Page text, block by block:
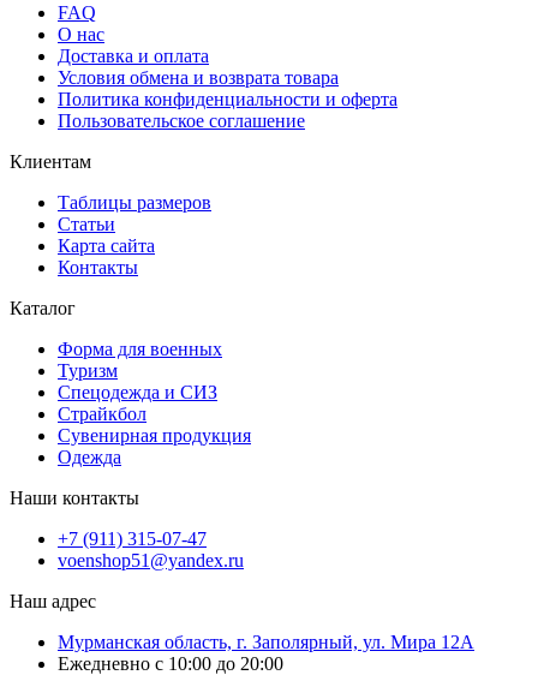
FAQ
О нас
Доставка и оплата
Условия обмена и возврата товара
Политика конфиденциальности и оферта
Пользовательское соглашение
Клиентам
Таблицы размеров
Статьи
Карта сайта
Контакты
Каталог
Форма для военных
Туризм
Спецодежда и СИЗ
Страйкбол
Сувенирная продукция
Одежда
Наши контакты
+7 (911) 315-07-47
voenshop51@yandex.ru
Наш адрес
Мурманская область, г. Заполярный, ул. Мира 12А
Ежедневно с 10:00 до 20:00